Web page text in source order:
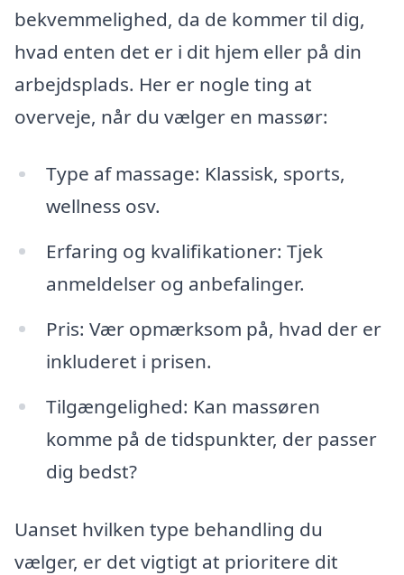
bekvemmelighed, da de kommer til dig,
hvad enten det er i dit hjem eller på din
arbejdsplads. Her er nogle ting at
overveje, når du vælger en massør:
Type af massage: Klassisk, sports,
wellness osv.
Erfaring og kvalifikationer: Tjek
anmeldelser og anbefalinger.
Pris: Vær opmærksom på, hvad der er
inkluderet i prisen.
Tilgængelighed: Kan massøren
komme på de tidspunkter, der passer
dig bedst?
Uanset hvilken type behandling du
vælger, er det vigtigt at prioritere dit